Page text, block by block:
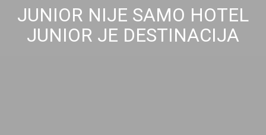
JUNIOR NIJE SAMO HOTEL
JUNIOR JE DESTINACIJA